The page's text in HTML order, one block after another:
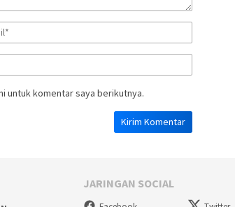
untuk komentar saya berikutnya.
JARINGAN SOCIAL